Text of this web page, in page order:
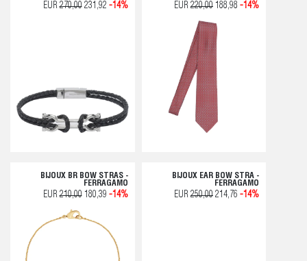
EUR270,00231,92 -14% EUR 220,00 188,98 -14%
BIJOUX BR BOW STRAS -
FERRAGAMO
EUR210,00180,39 -14%
BIJOUX EAR BOW STRA -
FERRAGAMO
EUR 250,00 214,76 -14%